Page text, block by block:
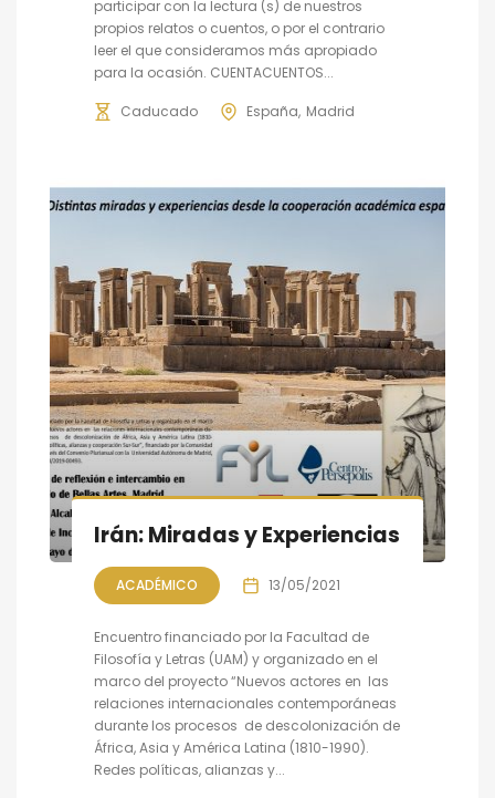
participar con la lectura (s) de nuestros
propios relatos o cuentos, o por el contrario
leer el que consideramos más apropiado
para la ocasión. CUENTACUENTOS...
Caducado España Madrid
Irán: Miradas y Experiencias
ACADÉMICO 13/05/2021
Encuentro financiado por la Facultad de
Filosofía y Letras (UAM) y organizado en el
marco del proyecto “Nuevos actores en las
relaciones internacionales contemporáneas
durante los procesos de descolonización de
África, Asia y América Latina (1810-1990).
Redes políticas, alianzas y...